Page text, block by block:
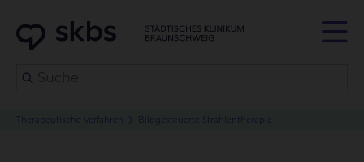
Therapeutische Verfahren Bildgesteuerte Strahlentherapie